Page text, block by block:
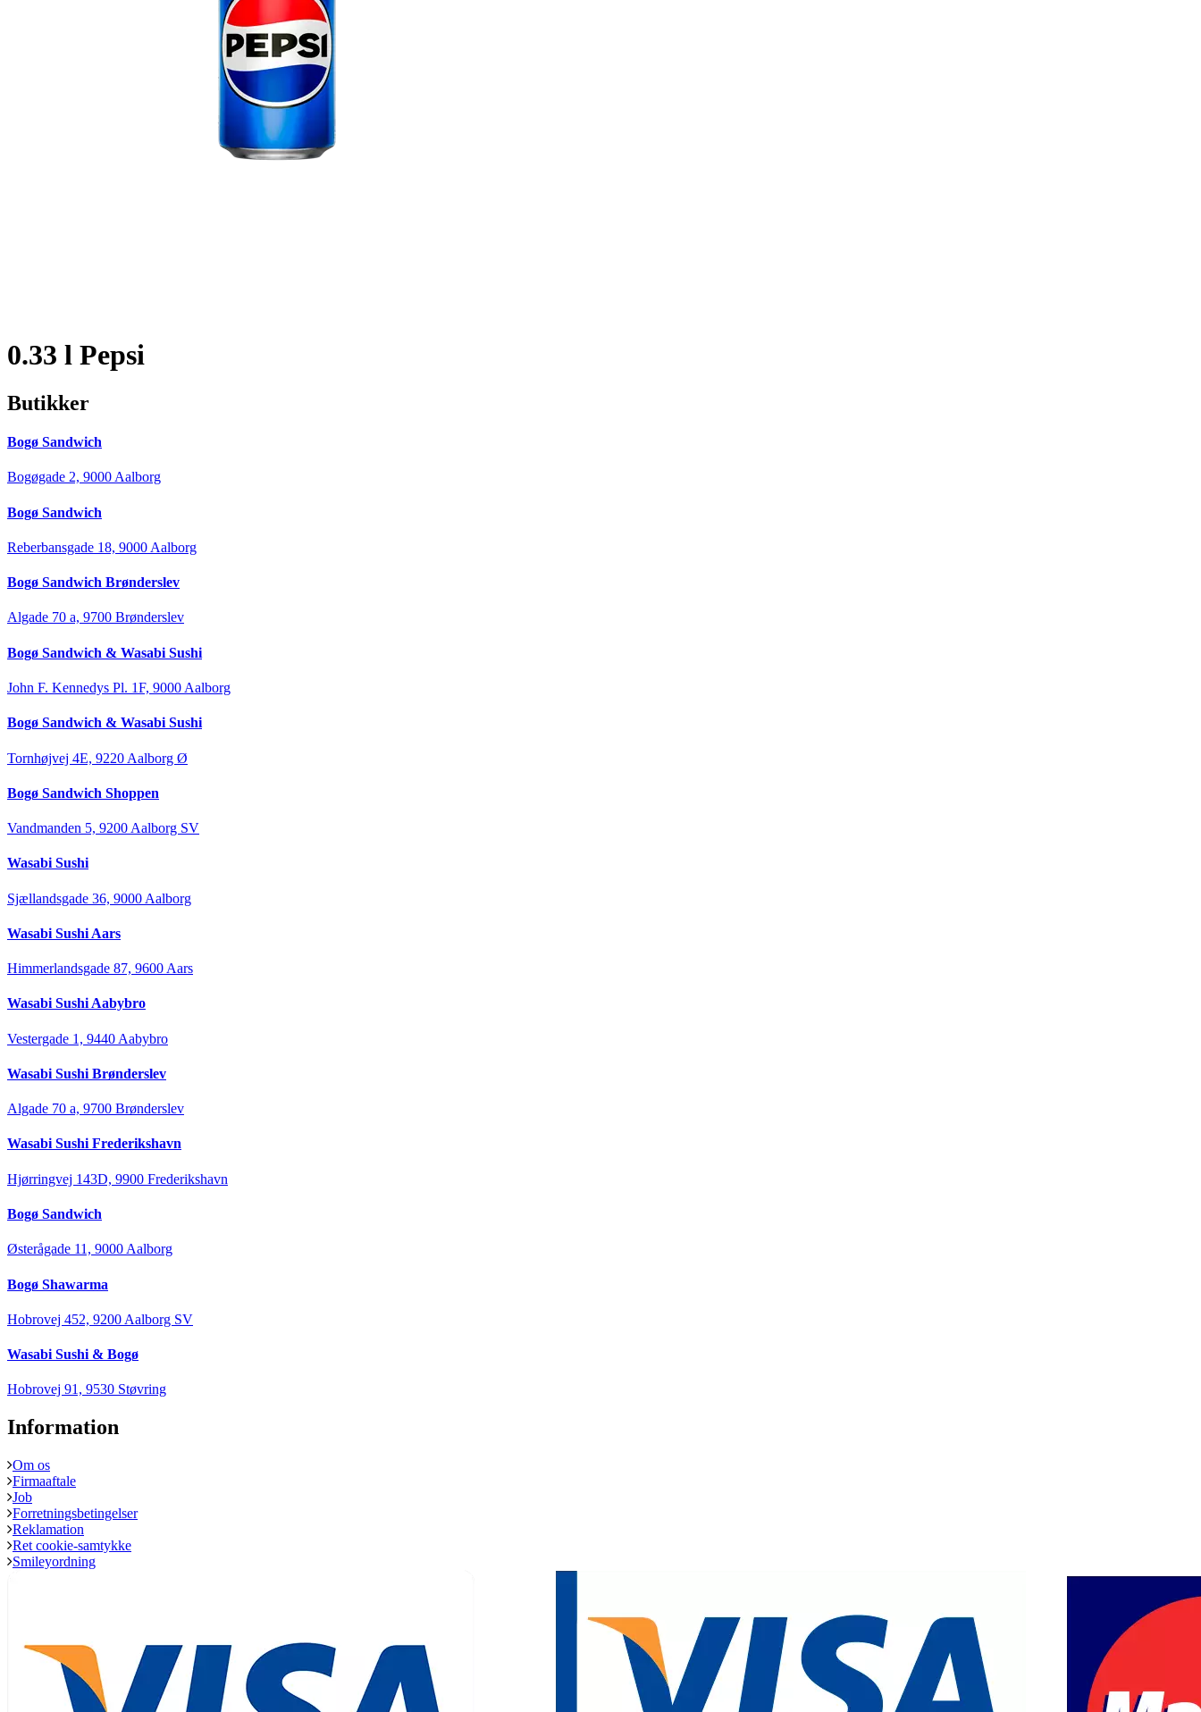
0.33 l Pepsi
Butikker
Bogø Sandwich
Bogøgade 2, 9000 Aalborg
Bogø Sandwich
Reberbansgade 18, 9000 Aalborg
Bogø Sandwich Brønderslev
Algade 70 a, 9700 Brønderslev
Bogø Sandwich & Wasabi Sushi
John F. Kennedys Pl. 1F, 9000 Aalborg
Bogø Sandwich & Wasabi Sushi
Tornhøjvej 4E, 9220 Aalborg Ø
Bogø Sandwich Shoppen
Vandmanden 5, 9200 Aalborg SV
Wasabi Sushi
Sjællandsgade 36, 9000 Aalborg
Wasabi Sushi Aars
Himmerlandsgade 87, 9600 Aars
Wasabi Sushi Aabybro
Vestergade 1, 9440 Aabybro
Wasabi Sushi Brønderslev
Algade 70 a, 9700 Brønderslev
Wasabi Sushi Frederikshavn
Hjørringvej 143D, 9900 Frederikshavn
Bogø Sandwich
Østerågade 11, 9000 Aalborg
Bogø Shawarma
Hobrovej 452, 9200 Aalborg SV
Wasabi Sushi & Bogø
Hobrovej 91, 9530 Støvring
Information
Om os
Firmaaftale
Job
Forretningsbetingelser
Reklamation
Ret cookie-samtykke
Smileyordning